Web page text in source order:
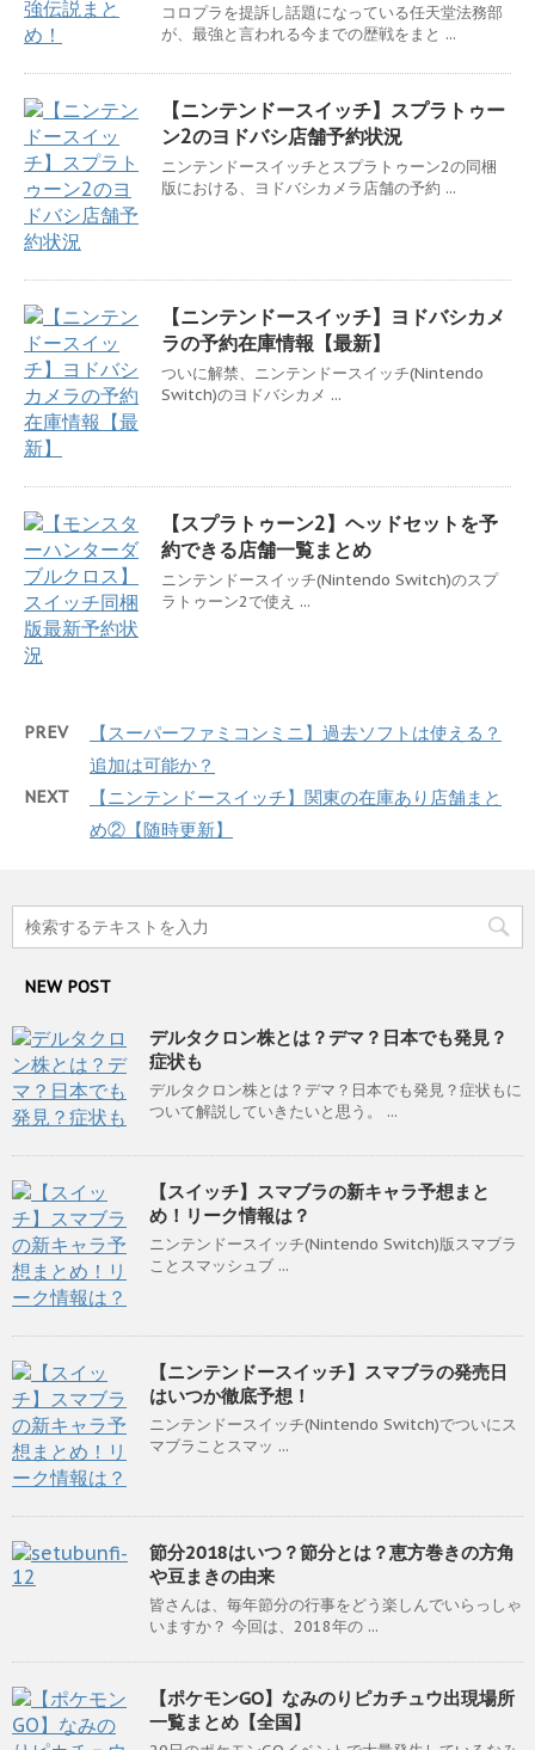
コロプラを提訴し話題になっている任天堂法務部
が、最強と言われる今までの歴戦をまと ...
【ニンテンドースイッチ】スプラトゥー
ン2のヨドバシ店舗予約状況
ニンテンドースイッチとスプラトゥーン2の同梱
版における、ヨドバシカメラ店舗の予約 ...
【ニンテンドースイッチ】ヨドバシカメ
ラの予約在庫情報【最新】
ついに解禁、ニンテンドースイッチ(Nintendo
Switch)のヨドバシカメ ...
【スプラトゥーン2】ヘッドセットを予
約できる店舗一覧まとめ
ニンテンドースイッチ(Nintendo Switch)のスプ
ラトゥーン2で使え ...
PREV
【スーパーファミコンミニ】過去ソフトは使える？
追加は可能か？
NEXT
【ニンテンドースイッチ】関東の在庫あり店舗まと
め②【随時更新】
NEW POST
デルタクロン株とは？デマ？日本でも発見？
症状も
デルタクロン株とは？デマ？日本でも発見？症状もに
ついて解説していきたいと思う。 ...
【スイッチ】スマブラの新キャラ予想まと
め！リーク情報は？
ニンテンドースイッチ(Nintendo Switch)版スマブラ
ことスマッシュブ ...
【ニンテンドースイッチ】スマブラの発売日
はいつか徹底予想！
ニンテンドースイッチ(Nintendo Switch)でついにス
マブラことスマッ ...
節分2018はいつ？節分とは？恵方巻きの方角
や豆まきの由来
皆さんは、毎年節分の行事をどう楽しんでいらっしゃ
いますか？ 今回は、2018年の ...
【ポケモンGO】なみのりピカチュウ出現場所
一覧まとめ【全国】